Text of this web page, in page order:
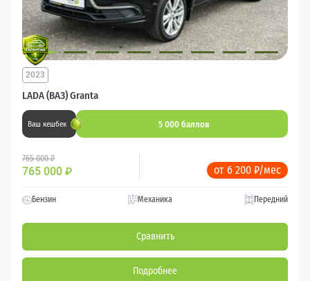
LADA (ВАЗ) Granta
2023
Ваш кешбек 5 000 баллов
765 000 ₽
765 000 ₽ от 6 200 ₽/мес
Бензин Механика Передний
Сравнить
Подробнее